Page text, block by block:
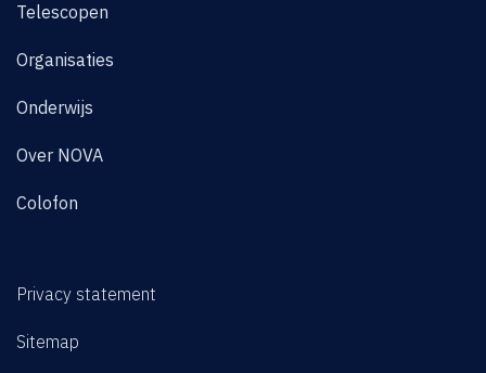
Telescopen
Organisaties
Onderwijs
Over NOVA
Colofon
Privacy statement
Sitemap